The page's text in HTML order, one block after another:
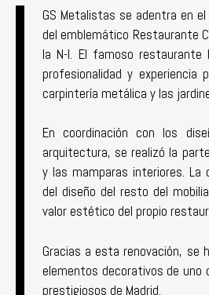
GS Metalistas se adentra en
del emblemático Restaurante
la N-I. El famoso
profesionalidad y experiencia
carpintería metálica y las
En coordinación con los
arquitectura, se realizó la
y las mamparas interiores. La
del diseño del resto del
valor estético del propio
Gracias a esta renovación, se
elementos decorativos de
prestigiosos de Madrid.